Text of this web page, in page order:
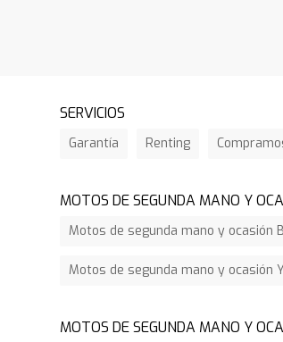
SERVICIOS
Garantía Renting
MOTOS DE SEGUNDA MANO Y
Motos de segunda mano y ocasión
Motos de segunda mano y ocasión
MOTOS DE SEGUNDA MANO Y